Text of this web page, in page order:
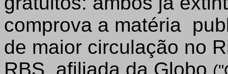
comprova a matéria
de maior circulação no
RBS, afiliada da Globo